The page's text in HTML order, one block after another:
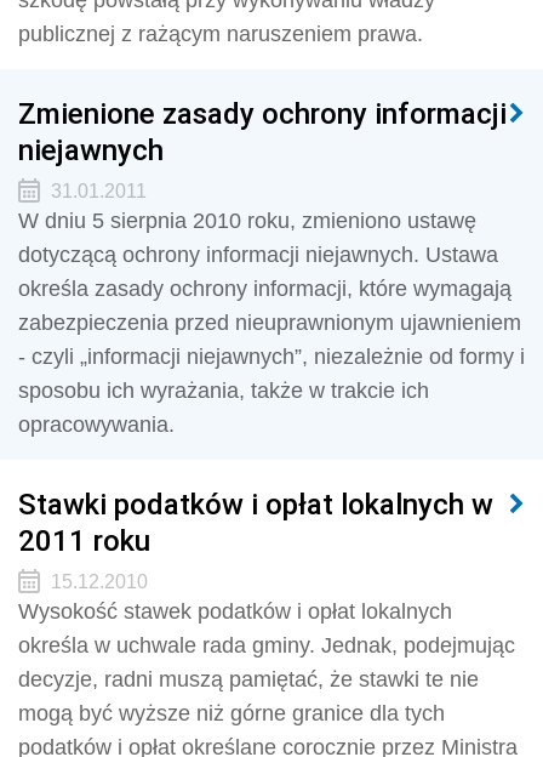
publicznej z rażącym naruszeniem prawa.
Zmienione zasady ochrony informacji
niejawnych
31.01.2011
W dniu 5 sierpnia 2010 roku, zmieniono ustawę
dotyczącą ochrony informacji niejawnych. Ustawa
określa zasady ochrony informacji, które wymagają
zabezpieczenia przed nieuprawnionym ujawnieniem
- czyli „informacji niejawnych”, niezależnie od formy i
sposobu ich wyrażania, także w trakcie ich
opracowywania.
Stawki podatków i opłat lokalnych w
2011 roku
15.12.2010
Wysokość stawek podatków i opłat lokalnych
określa w uchwale rada gminy. Jednak, podejmując
decyzje, radni muszą pamiętać, że stawki te nie
mogą być wyższe niż górne granice dla tych
podatków i opłat określane corocznie przez Ministra